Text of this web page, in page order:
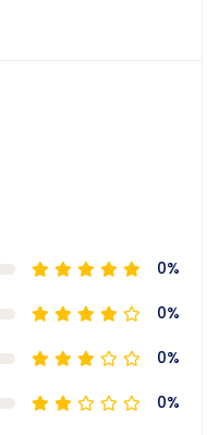
0%
0%
0%
0%